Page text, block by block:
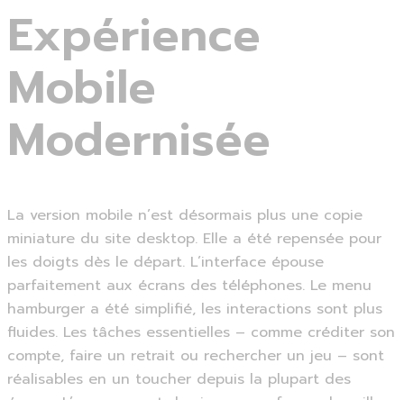
Expérience
Mobile
Modernisée
La version mobile n’est désormais plus une copie
miniature du site desktop. Elle a été repensée pour
les doigts dès le départ. L’interface épouse
parfaitement aux écrans des téléphones. Le menu
hamburger a été simplifié, les interactions sont plus
fluides. Les tâches essentielles – comme créditer son
compte, faire un retrait ou rechercher un jeu – sont
réalisables en un toucher depuis la plupart des